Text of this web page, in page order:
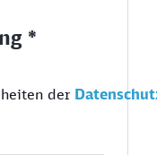
*
der